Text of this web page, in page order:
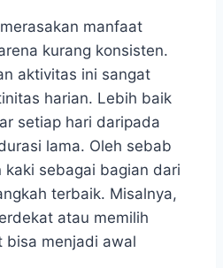
manfaat
kurang konsisten.
aktivitas ini sangat
harian. Lebih baik
setiap hari daripada
lama. Oleh sebab
kaki sebagai bagian dari
terbaik. Misalnya,
atau memilih
menjadi awal